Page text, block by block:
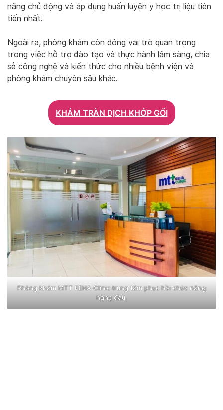
năng chủ động và áp dụng huấn luyện y học trị liệu tiên
tiến nhất.
Ngoài ra, phòng khám còn đóng vai trò quan trọng
trong việc hỗ trợ đào tạo và thực hành lâm sàng, chia
sẻ công nghệ và kiến thức cho nhiều bệnh viện và
phòng khám chuyên sâu khác.
KHÁM TRÀN DỊCH KHỚP GỐI
Phòng khám MTT REHA Clinic trung tâm phục hồi chức năng
hàng đầu